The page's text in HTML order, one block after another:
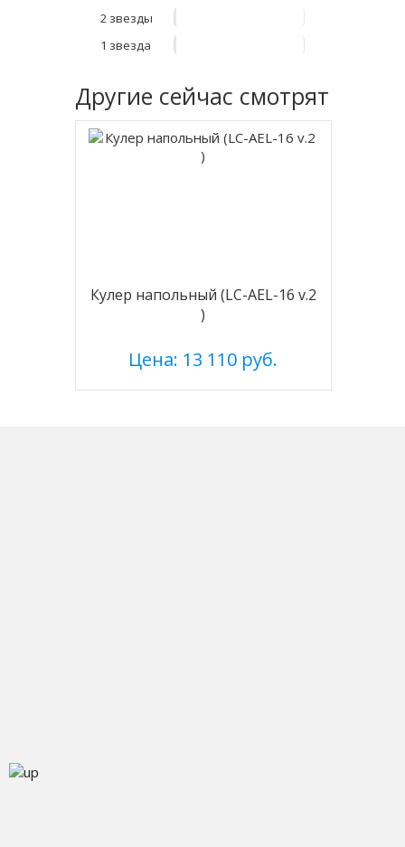
2 звезды
1 звезда
Другие сейчас смотрят
Кулер напольный (LC-AEL-16 v.2
)
Цена: 13 110 руб.